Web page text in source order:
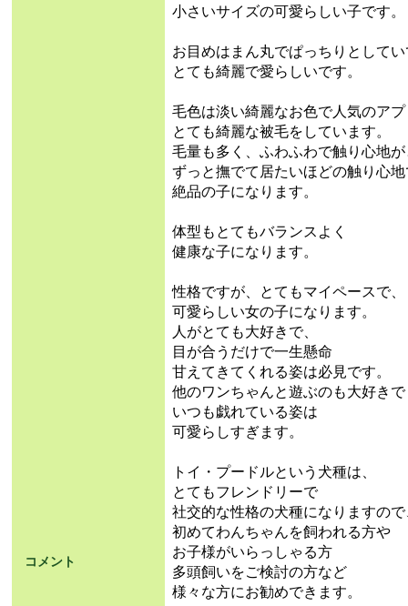
コメント
小さいサイズの可愛らしい子です。
お目めはまん丸でぱっちりとして
とても綺麗で愛らしいです。
毛色は淡い綺麗なお色で人気のア
とても綺麗な被毛をしています。
毛量も多く、ふわふわで触り心地
ずっと撫でて居たいほどの触り心地
絶品の子になります。
体型もとてもバランスよく
健康な子になります。
性格ですが、とてもマイペースで、
可愛らしい女の子になります。
人がとても大好きで、
目が合うだけで一生懸命
甘えてきてくれる姿は必見です。
他のワンちゃんと遊ぶのも大好きで
いつも戯れている姿は
可愛らしすぎます。
トイ・プードルという犬種は、
とてもフレンドリーで
社交的な性格の犬種になりますので
初めてわんちゃんを飼われる方や
お子様がいらっしゃる方
多頭飼いをご検討の方など
様々な方にお勧めできます。